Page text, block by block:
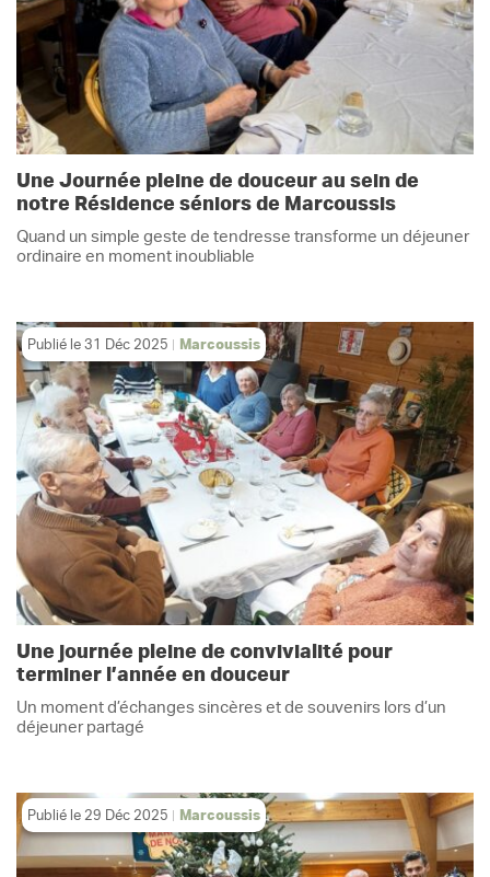
Une Journée pleine de douceur au sein de
notre Résidence séniors de Marcoussis
Quand un simple geste de tendresse transforme un déjeuner
ordinaire en moment inoubliable
Publié le 31 Déc 2025 Marcoussis
Une journée pleine de convivialité pour
terminer l’année en douceur
Un moment d’échanges sincères et de souvenirs lors d’un
déjeuner partagé
Publié le 29 Déc 2025 Marcoussis